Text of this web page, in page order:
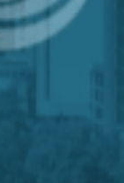
en LatAm